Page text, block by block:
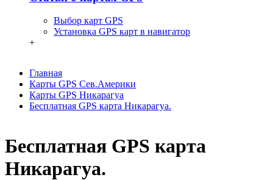
Выбор карт GPS
Установка GPS карт в навигатор
+
Главная
Карты GPS Сев.Америки
Карты GPS Никарагуа
Бесплатная GPS карта Никарагуа.
Бесплатная GPS карта
Никарагуа.